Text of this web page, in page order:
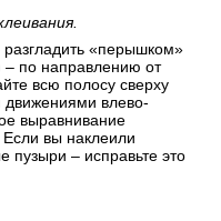
«перышком»
– по направлению от
всю полосу сверху
влево-
выравнивание
вы наклеили
пузыри – исправьте это